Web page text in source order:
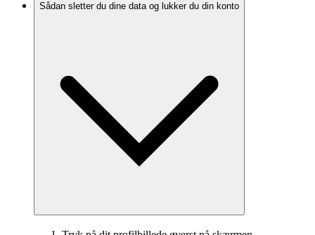
Sådan sletter du dine data og lukker du din konto